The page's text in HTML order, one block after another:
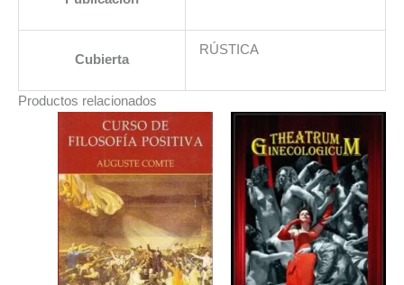
Cubierta
RÚSTICA
Productos relacionados